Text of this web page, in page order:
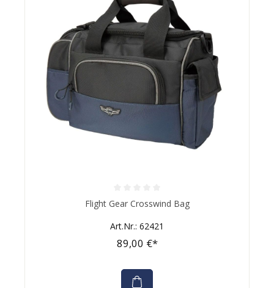
Durchschnittliche Bewertung von 0 von 5 Sternen
Flight Gear Crosswind Bag
Art.Nr.: 62421
89,00 €*